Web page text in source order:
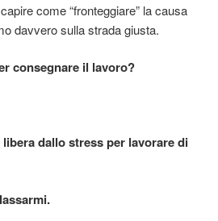
come “fronteggiare” la causa
davvero sulla strada giusta.
consegnare il lavoro?
dallo stress per lavorare di